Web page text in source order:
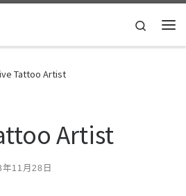
Search
Tattoo Artist
Artist
11月28日